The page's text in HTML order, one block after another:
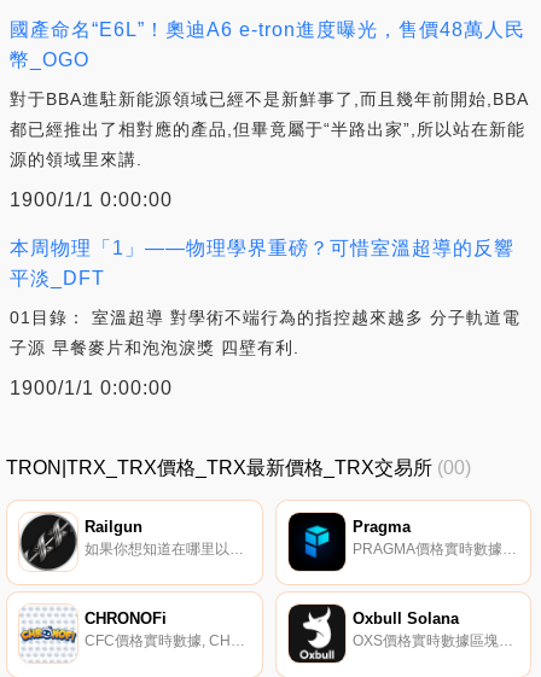
國產命名“E6L”！奧迪A6 e-tron進度曝光，售價48萬人民
幣_OGO
對于BBA進駐新能源領域已經不是新鮮事了,而且幾年前開始,BBA
都已經推出了相對應的產品,但畢竟屬于“半路出家”,所以站在新能
源的領域里來講.
1900/1/1 0:00:00
本周物理「1」——物理學界重磅？可惜室溫超導的反響
平淡_DFT
01目錄： 室溫超導 對學術不端行為的指控越來越多 分子軌道電
子源 早餐麥片和泡泡淚獎 四壁有利.
1900/1/1 0:00:00
TRON|TRX_TRX價格_TRX最新價格_TRX交易所 (00)
Railgun Pragma
CHRONOFi
CFC價格實時數據, CHRONOFi是一款戰略性的2D回合制RPG和3D MMORPG游戲,即Play to Earn,任何人都可以通過熟練的游戲和對生態系統的貢獻來賺取代幣。玩家可以戰斗、收集和制造機器人。允許社區開發人員在CHRONOFi中構建自己的工具和體驗.
Oxbull Solana
OXS價格實時數據區塊鏈項目孵化器和技術愛好者為技術愛好者推出的平臺。